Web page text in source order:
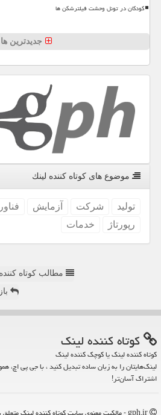
کودکان در تونل وحشت فیلترشکن ها
جدیدترین ها
موضوع های كوتاه كننده لینك
تولید شركت آزمایش
رپورتاژ
خدمات
مطالب کوتاه
كوتاه كننده لینك
کوتاه کننده لینک یا کوچک کننده لینک
لینک‌هایتان را به زبان ساده تبدیل کنید ، با جی پی اچ،
اشتراک آسان‌تر!